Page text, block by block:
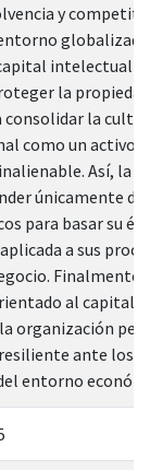
y
intelectual
la propiedad
consolidar la
como un activo
Así, la
únicamente de
para basar su
a sus
Finalmente,
al capital
organización
ante los
entorno